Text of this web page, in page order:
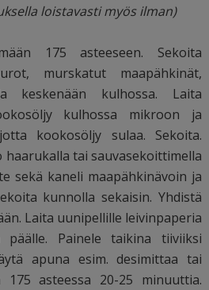
loistavasti myös ilman)
175 asteeseen. Sekoita
murskatut maapähkinät,
keskenään kulhossa. Laita
kulhossa mikroon ja
kookosöljy sulaa. Sekoita.
tai sauvasekoittimella
sekä kaneli maapähkinävoin ja
kunnolla sekaisin. Yhdistä
Laita uunipellille leivinpaperia
Painele taikina tiiviiksi
apuna esim. desimittaa tai
175 asteessa 20-25 minuuttia.